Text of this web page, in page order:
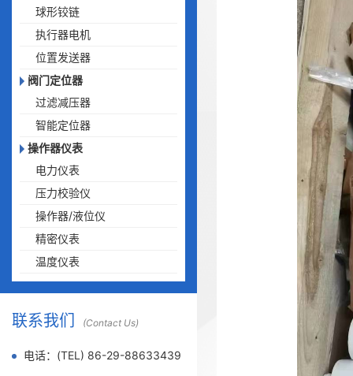
球形铰链
执行器电机
位置发送器
阀门定位器
过滤减压器
智能定位器
操作器仪表
电力仪表
压力校验仪
操作器/液位仪
精密仪表
温度仪表
联系我们 (Contact Us)
电话：(TEL) 86-29-88633439